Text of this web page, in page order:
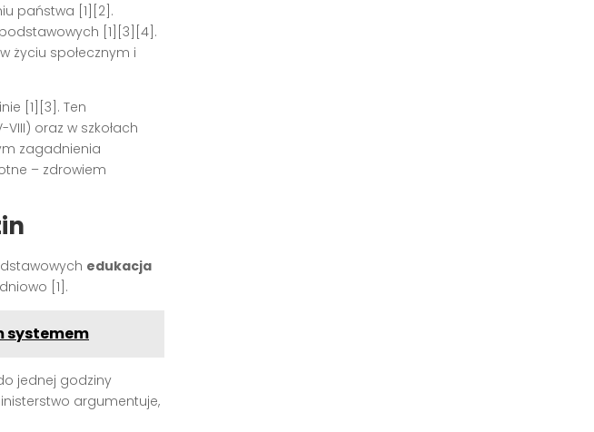
państwa [1][2].
[1][3][4].
życiu społecznym i
[1][3]. Ten
oraz w szkołach
zagadnienia
– zdrowiem
edukacja
[1].
systemem
jednej godziny
argumentuje,